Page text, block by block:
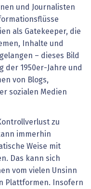
und Journalisten
als Gatekeeper, die
Inhalte und
– dieses Bild
der 1950er-Jahre und
von Blogs,
sozialen Medien
zu
immerhin
Weise mit
Das kann sich
vom vielen Unsinn
Plattformen. Insofern